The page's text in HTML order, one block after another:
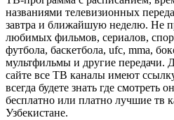
названиями телевизионных
завтра и ближайшую неделю. Не
любимых фильмов, сериалов,
футбола, баскетбола, ufc, mma,
мультфильмы и другие передачи.
сайте все ТВ каналы имеют
всегда будете знать где смотреть
бесплатно или платно лучшие тв
Узбекистане.